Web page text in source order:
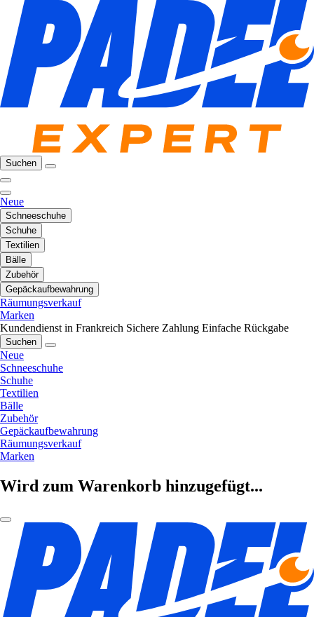
Suchen
Neue
Schneeschuhe
Schuhe
Textilien
Bälle
Zubehör
Gepäckaufbewahrung
Räumungsverkauf
Marken
Kundendienst in Frankreich Sichere Zahlung Einfache Rückgabe
Suchen
Neue
Schneeschuhe
Schuhe
Textilien
Bälle
Zubehör
Gepäckaufbewahrung
Räumungsverkauf
Marken
Wird zum Warenkorb hinzugefügt...